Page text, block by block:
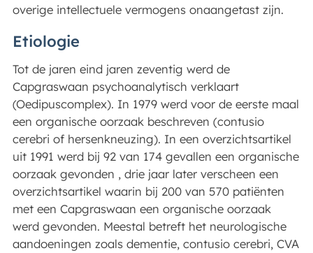
overige intellectuele vermogens onaangetast zijn.
Etiologie
Tot de jaren eind jaren zeventig werd de
Capgraswaan psychoanalytisch verklaart
(Oedipuscomplex). In 1979 werd voor de eerste maal
een organische oorzaak beschreven (contusio
cerebri of hersenkneuzing). In een overzichtsartikel
uit 1991 werd bij 92 van 174 gevallen een organische
oorzaak gevonden , drie jaar later verscheen een
overzichtsartikel waarin bij 200 van 570 patiënten
met een Capgraswaan een organische oorzaak
werd gevonden. Meestal betreft het neurologische
aandoeningen zoals dementie, contusio cerebri, CVA